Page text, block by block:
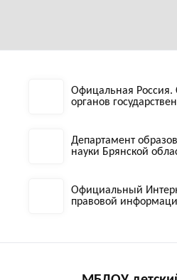
Офицальная Россия.
органов
Департамент
науки Брянской
Официальный
правовой